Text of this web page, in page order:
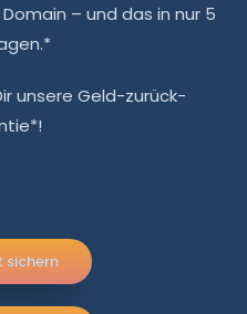
– und das in nur 5
unsere Geld-zurück-
sichern